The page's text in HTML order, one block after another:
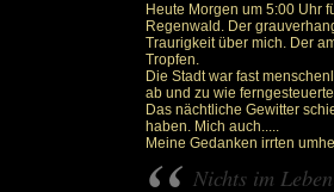
Heute Morgen um 5:00 Uhr
Regenwald. Der
Traurigkeit über mich. Der
Tropfen.
Die Stadt war fast
ab und zu wie
Das nächtliche Gewitter
haben. Mich auch.....
Meine Gedanken irrten
Nichts im